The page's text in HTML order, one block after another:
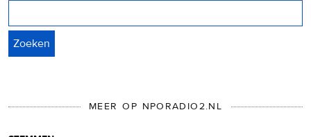
MEER OP NPORADIO2.NL